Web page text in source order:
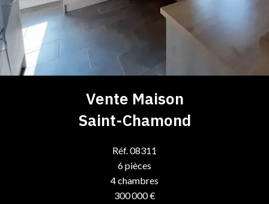
Vente Maison
Saint-Chamond
Réf. 08311
6 pièces
4 chambres
300 000 €